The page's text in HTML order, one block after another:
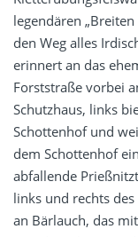
legendären
den Weg alles
erinnert an das
Forststraße vorbei
Schutzhaus, links
Schottenhof und
dem Schottenhof
abfallende
links und rechts
an Bärlauch, das